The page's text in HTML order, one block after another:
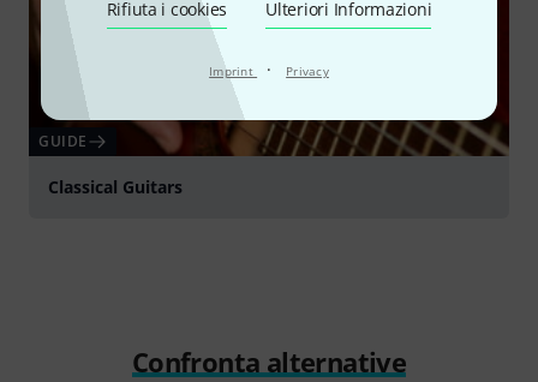
Rifiuta i cookies Ulteriori Informazioni
Imprint · Privacy
GUIDE
Classical Guitars
Confronta alternative